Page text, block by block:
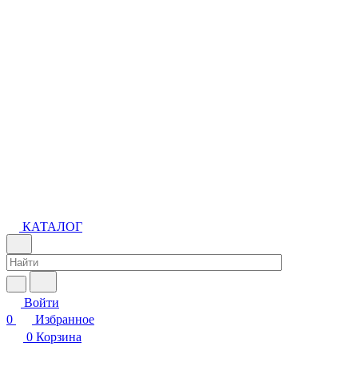
КАТАЛОГ
Войти
0
Избранное
0 Корзина